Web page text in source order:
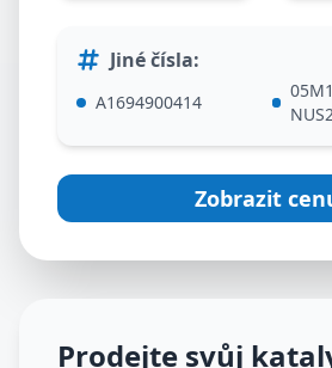
Jiné čísla:
A1694900414
Zobrazit
Prodejte svůj